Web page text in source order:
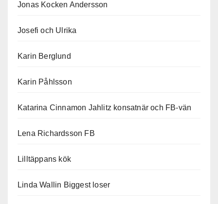
Jonas Kocken Andersson
Josefi och Ulrika
Karin Berglund
Karin Påhlsson
Katarina Cinnamon Jahlitz konsatnär och FB-vän
Lena Richardsson FB
Lilltäppans kök
Linda Wallin Biggest loser